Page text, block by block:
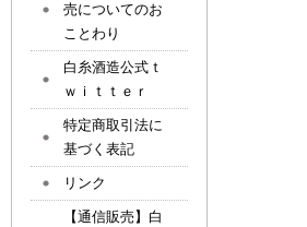
売についてのお
ことわり
白糸酒造公式ｔ
ｗｉｔｔｅｒ
特定商取引法に
基づく表記
リンク
【通信販売】白